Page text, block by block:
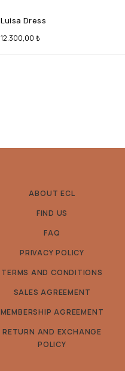
Luisa Dress
12.300,00 ₺
ABOUT ECL
FIND US
FAQ
PRIVACY POLICY
TERMS AND CONDITIONS
SALES AGREEMENT
MEMBERSHIP AGREEMENT
RETURN AND EXCHANGE
POLICY